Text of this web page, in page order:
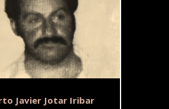
Javier Jotar Iribar